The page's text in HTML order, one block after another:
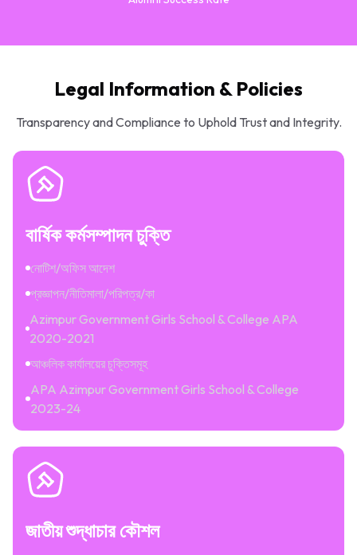
Legal Information & Policies
Transparency and Compliance to Uphold Trust and Integrity.
বার্ষিক কর্মসম্পাদন চুক্তি
নোটিশ/অফিস আদেশ
প্রজ্ঞাপন/নীতিমালা/পরিপত্র/কা
Azimpur Government Girls School & College APA
2020-2021
আঞ্চলিক কার্যালয়ের চুক্তিসমূহ
APA Azimpur Government Girls School & College
2023-24
জাতীয় শুদ্ধাচার কৌশল